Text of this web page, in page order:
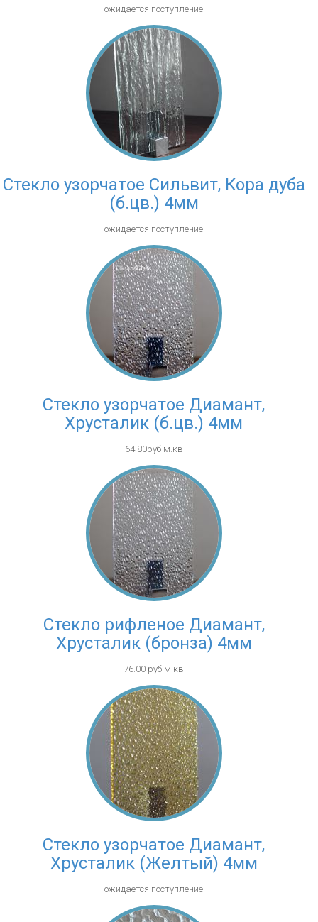
ожидается поступление
Стекло узорчатое Сильвит, Кора дуба
(б.цв.) 4мм
ожидается поступление
Стекло узорчатое Диамант,
Хрусталик (б.цв.) 4мм
64.80руб м.кв
Стекло рифленое Диамант,
Хрусталик (бронза) 4мм
76.00 руб м.кв
Стекло узорчатое Диамант,
Хрусталик (Желтый) 4мм
ожидается поступление